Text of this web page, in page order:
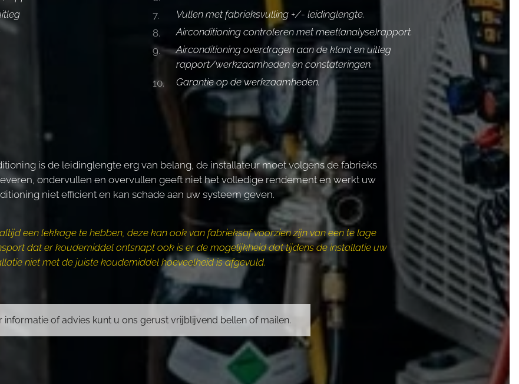
Vullen met fabrieksvulling +/- leidinglengte.
Airconditioning controleren met meet(analyse)rapport.
Airconditioning overdragen aan de klant en uitleg
rapport/werkzaamheden en constateringen.
Garantie op de werkzaamheden.
is de leidinglengte erg van belang, de installateur moet volgens de fabrieks
ondervullen en overvullen geeft niet het volledige rendement en werkt uw
niet efficient en kan schade aan uw systeem geven.
een lekkage te hebben, deze kan ook van fabrieksaf voorzien zijn van een te lage
dat er koudemiddel ontsnapt ook is er de mogelijkheid dat tijdens de installatie uw
niet met de juiste koudemiddel hoeveelheid is afgevuld.
informatie of advies kunt u ons gerust vrijblijvend bellen of mailen.